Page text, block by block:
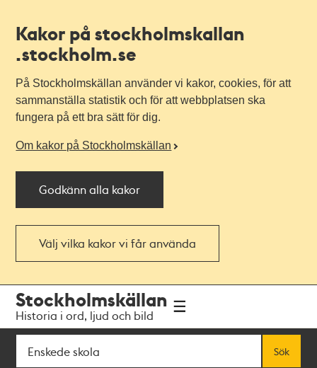
Kakor på stockholmskallan
.stockholm.se
På Stockholmskällan använder vi kakor, cookies, för att
sammanställa statistik och för att webbplatsen ska
fungera på ett bra sätt för dig.
Om kakor på Stockholmskällan
Godkänn alla kakor
Välj vilka kakor vi får använda
navigationen
huvudinnehållet
Stockholmskällan
Historia i ord, ljud och bild
Sök
Sök